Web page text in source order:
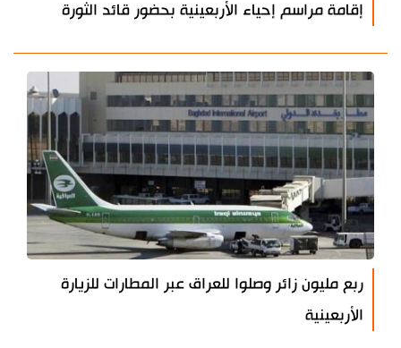
إقامة مراسم إحياء الأربعينية بحضور قائد الثورة
ربع مليون زائر وصلوا للعراق عبر المطارات للزيارة
الأربعينية